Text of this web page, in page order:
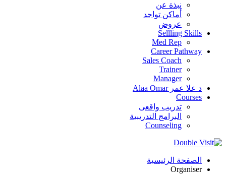
نبذة عن
أماكن تواجد
عروض
Sellling Skills
Med Rep
Career Pathway
Sales Coach
Trainer
Manager
د علا عمر Alaa Omar
Courses
تدريب واقعى
البرامج التدريبية
Counseling
الصفحة الرئيسية
Organiser